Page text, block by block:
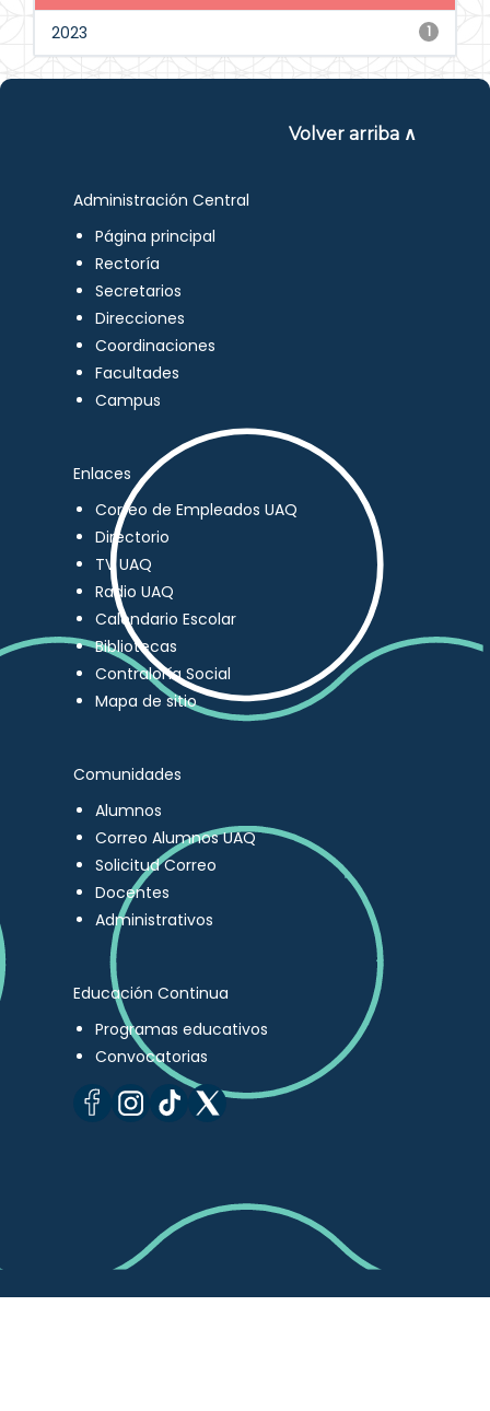
1
2023
Volver arriba ∧
Administración Central
Página principal
Rectoría
Secretarios
Direcciones
Coordinaciones
Facultades
Campus
Enlaces
Correo de Empleados UAQ
Directorio
TV UAQ
Radio UAQ
Calendario Escolar
Bibliotecas
Contraloría Social
Mapa de sitio
Comunidades
Alumnos
Correo Alumnos UAQ
Solicitud Correo
Docentes
Administrativos
Educación Continua
Programas educativos
Convocatorias